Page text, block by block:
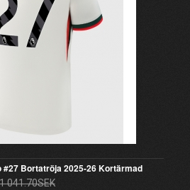
#27 Bortatröja 2025-26 Kortärmad
041.70SEK